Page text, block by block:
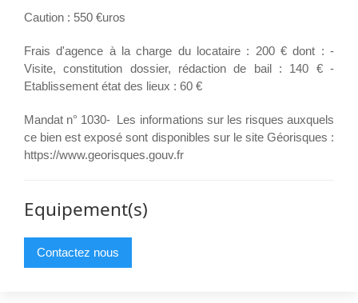
Caution : 550 €uros
Frais d'agence à la charge du locataire : 200 € dont : -
Visite, constitution dossier, rédaction de bail : 140 € -
Etablissement état des lieux : 60 €
Mandat n° 1030- Les informations sur les risques auxquels
ce bien est exposé sont disponibles sur le site Géorisques :
https://www.georisques.gouv.fr
Equipement(s)
Contactez nous